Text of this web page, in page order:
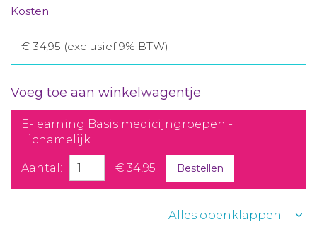
Kosten
€ 34,95 (exclusief 9% BTW)
Voeg toe aan winkelwagentje
E-learning Basis medicijngroepen -
Lichamelijk
Aantal: € 34,95 Bestellen
Alles openklappen